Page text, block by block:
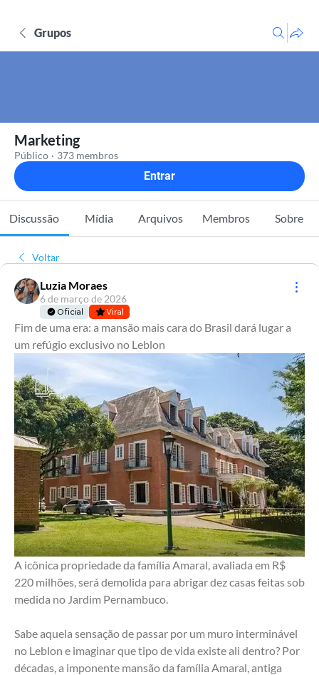
Grupos
Marketing
Público · 373 membros
Entrar
Discussão Mídia Arquivos Membros Sobre
Voltar
Luzia Moraes
6 de março de 2026
Oficial Viral
Fim de uma era: a mansão mais cara do Brasil dará lugar a
um refúgio exclusivo no Leblon
A icônica propriedade da família Amaral, avaliada em R$
220 milhões, será demolida para abrigar dez casas feitas sob
medida no Jardim Pernambuco.
Sabe aquela sensação de passar por um muro interminável
no Leblon e imaginar que tipo de vida existe ali dentro? Por
décadas, a imponente mansão da família Amaral, antiga